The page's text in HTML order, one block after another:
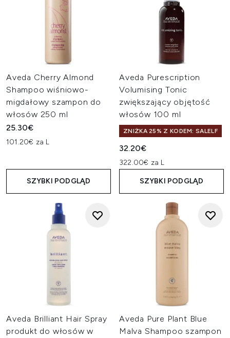
Aveda Cherry Almond
Shampoo wiśniowo-
migdałowy szampon do
włosów 250 ml
25.30€
101.20€ za L
SZYBKI PODGLĄD
Aveda Purescription
Volumising Tonic
zwiększający objętość
włosów 100 ml
ZNIŻKA 25% Z KODEM: SALELF
32.20€
322.00€ za L
SZYBKI PODGLĄD
Aveda Brilliant Hair Spray
produkt do włosów w
Aveda Pure Plant Blue
Malva Shampoo szampon